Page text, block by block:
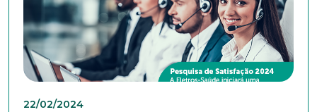
22/02/2024
Nome completo*
E-mail*